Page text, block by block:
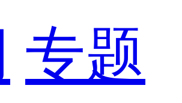
专题